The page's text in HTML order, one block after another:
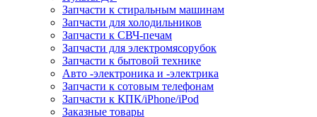
Запчасти к стиральным машинам
Запчасти для холодильников
Запчасти к СВЧ-печам
Запчасти для электромясорубок
Запчасти к бытовой технике
Авто -электроника и -электрика
Запчасти к сотовым телефонам
Запчасти к КПК/iPhone/iPod
Заказные товары